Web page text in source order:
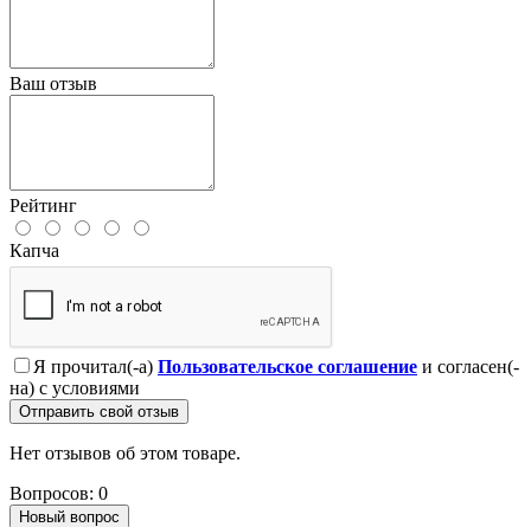
Ваш отзыв
Рейтинг
Капча
Я прочитал(-а) Пользовательское соглашение и согласен(-
на) с условиями
Отправить свой отзыв
Нет отзывов об этом товаре.
Вопросов: 0
Новый вопрос